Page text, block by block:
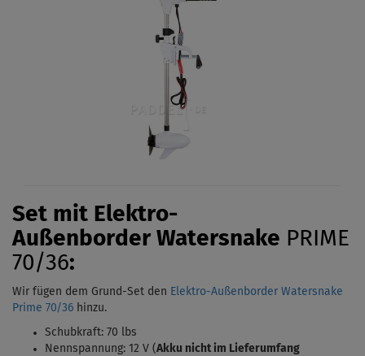
Set mit Elektro-
AußenborderWatersnake PRIME
70/36:
Wir fügen dem Grund-Set den Elektro-Außenborder Watersnake
Prime 70/36 hinzu.
Schubkraft: 70 lbs
Nennspannung: 12 V (Akku nicht im Lieferumfang